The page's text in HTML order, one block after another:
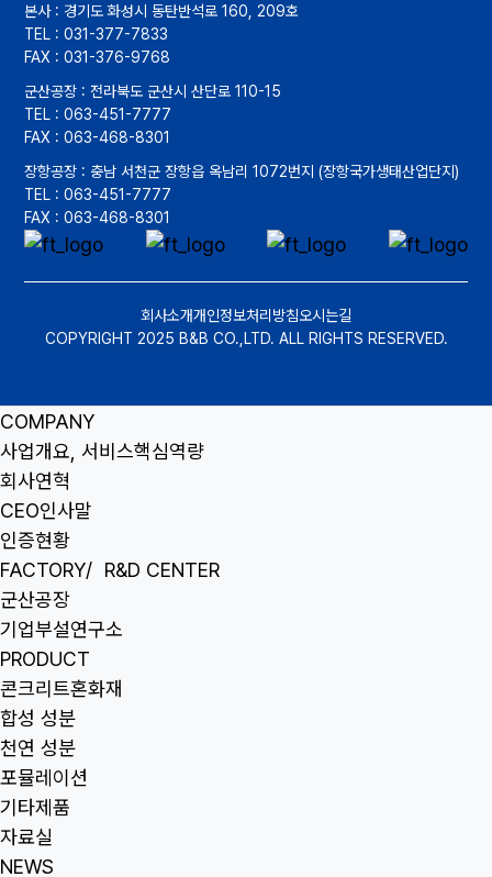
본사 : 경기도 화성시 동탄반석로 160, 209호
TEL : 031-377-7833
FAX : 031-376-9768
군산공장 : 전라북도 군산시 산단로 110-15
TEL : 063-451-7777
FAX : 063-468-8301
장항공장 : 충남 서천군 장항읍 옥남리 1072번지 (장항국가생태산업단지)
TEL : 063-451-7777
FAX : 063-468-8301
COPYRIGHT 2025 B&B CO.,LTD. ALL RIGHTS RESERVED.
회사소개개인정보처리방침오시는길
COMPANY
사업개요, 서비스핵심역량
회사연혁
CEO인사말
인증현황
FACTORY/ R&D CENTER
군산공장
기업부설연구소
PRODUCT
콘크리트혼화재
합성 성분
천연 성분
포뮬레이션
기타제품
자료실
NEWS